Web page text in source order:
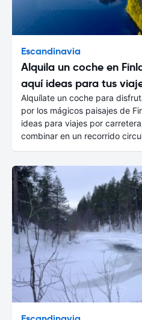
Escandinavia
Alquila un coche en
aquí ideas para tus
Alquílate un coche para
por los mágicos paisajes de
ideas para viajes por
combinar en un recorrido